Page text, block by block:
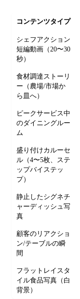
コンテンツタイプ
シェフアクション
短編動画（20〜30
秒）
食材調達ストーリ
ー（農場/市場か
ら皿へ）
ピークサービス中
のダイニングルー
ム
盛り付けカルーセ
ル（4〜5枚、ステ
ップバイステッ
プ）
静止したシグネチ
ャーディッシュ写
真
顧客のリアクショ
ン/テーブルの瞬
間
フラットレイスタ
イル食品写真（白
背景）